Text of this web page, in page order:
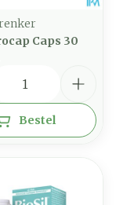
Caps 30
Bestel